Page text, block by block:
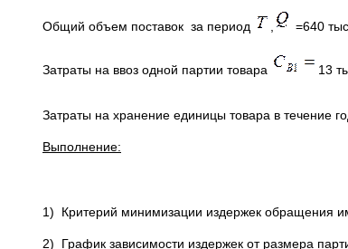
Общий объем поставок за период =640
Затраты на ввоз одной партии товара 13
Затраты на хранение единицы товара в течение
Выполнение:
1) Критерий минимизации издержек обращения
2) График зависимости издержек от размера